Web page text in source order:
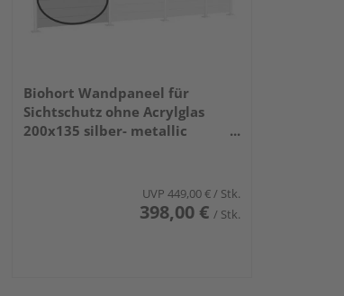
Biohort Wandpaneel für
Sichtschutz ohne Acrylglas
200x135 silber- metallic
UVP 449,00 €/ Stk.
398,00 € / Stk.